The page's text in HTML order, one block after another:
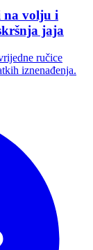
na volju i
jaja
ručice
iznenađenja.